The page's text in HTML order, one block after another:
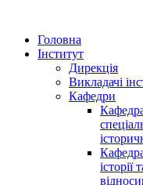
Головна
Інститут
Дирекція
Викладачі
Кафедри